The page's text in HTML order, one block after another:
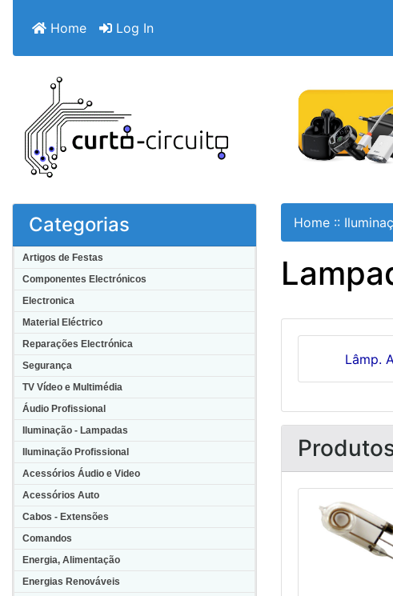
Home Log In
Categorias
Artigos de Festas
Componentes Electrónicos
Electronica
Material Eléctrico
Reparações Electrónica
Segurança
TV Vídeo e Multimédia
Áudio Profissional
Iluminação - Lampadas
Iluminação Profissional
Acessórios Áudio e Video
Acessórios Auto
Cabos - Extensões
Comandos
Energia, Alimentação
Energias Renováveis
Home ::
Lâmp.